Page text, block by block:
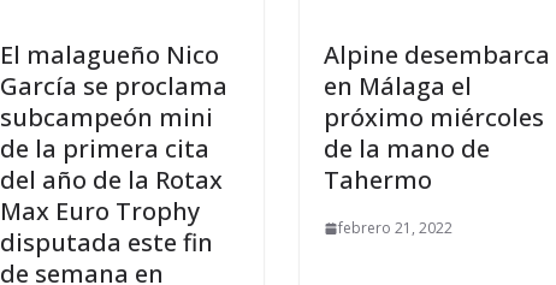
El malagueño Nico
García se proclama
subcampeón mini
de la primera cita
del año de la Rotax
Max Euro Trophy
disputada este fin
de semana en
Alpine desembarca
en Málaga el
próximo miércoles
de la mano de
Tahermo
febrero 21, 2022